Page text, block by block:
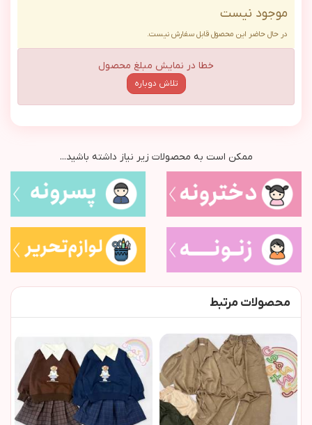
موجود نیست
در حال حاضر این محصول قابل سفارش نیست.
خطا در نمایش مبلغ محصول
تلاش دوباره
ممکن است به محصولات زیر نیاز داشته باشید...
محصولات مرتبط